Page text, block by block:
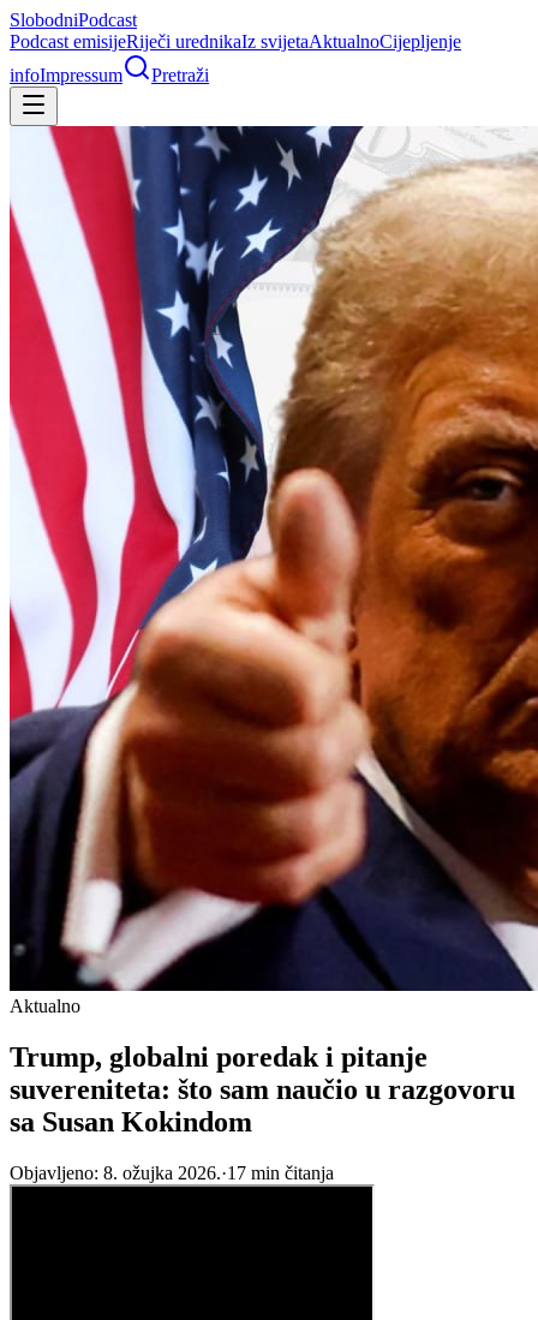
SlobodniPodcast
Podcast emisijeRiječi urednikaIz svijetaAktualnoCijepljenje
infoImpressum Pretraži
Aktualno
Trump, globalni poredak i pitanje
suvereniteta: što sam naučio u razgovoru
sa Susan Kokindom
Objavljeno: 8. ožujka 2026.·17 min čitanja